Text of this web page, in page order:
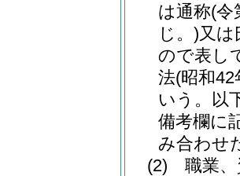
は通称(令
じ。)又
ので表し
法(昭和42
いう。以
備考欄に
み合わせ
(2)
職業